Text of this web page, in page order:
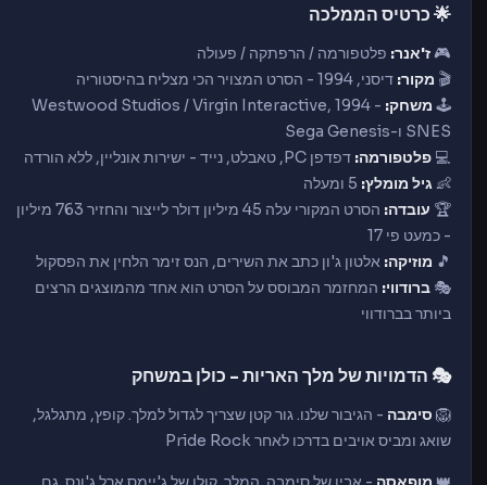
🌟 כרטיס הממלכה
🎮 ז'אנר: פלטפורמה / הרפתקה / פעולה
🎬 מקור: דיסני, 1994 - הסרט המצויר הכי מצליח בהיסטוריה
🕹️ משחק: Westwood Studios / Virgin Interactive, 1994 -
SNES ו-Sega Genesis
💻 פלטפורמה: דפדפן PC, טאבלט, נייד - ישירות אונליין, ללא הורדה
👶 גיל מומלץ:
🏆 עובדה:
הסרט המקורי עלה 45 מיליון דולר לייצור והחזיר 763 מיליון
- כמעט פי 17
🎵 מוזיקה: אלטון ג'ון כתב את השירים, הנס זימר הלחין את הפסקול
🎭 ברודווי: המחזמר המבוסס על הסרט הוא אחד מהמוצגים הרצים
ביותר בברודווי
🎭 הדמויות של מלך האריות - כולן במשחק
🦁 סימבה - הגיבור שלנו. גור קטן שצריך לגדול למלך. קופץ, מתגלגל,
שואג ומביס אויבים בדרכו לאחר Pride Rock